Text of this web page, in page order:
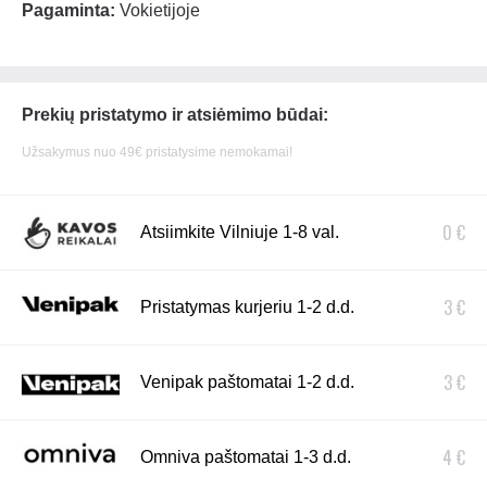
Pagaminta: Vokietijoje
Prekių pristatymo ir atsiėmimo būdai:
Užsakymus nuo 49€ pristatysime nemokamai!
Atsiimkite Vilniuje 1-8 val. 0 €
Pristatymas kurjeriu 1-2 d.d. 3 €
Venipak paštomatai 1-2 d.d. 3 €
Omniva paštomatai 1-3 d.d. 4 €